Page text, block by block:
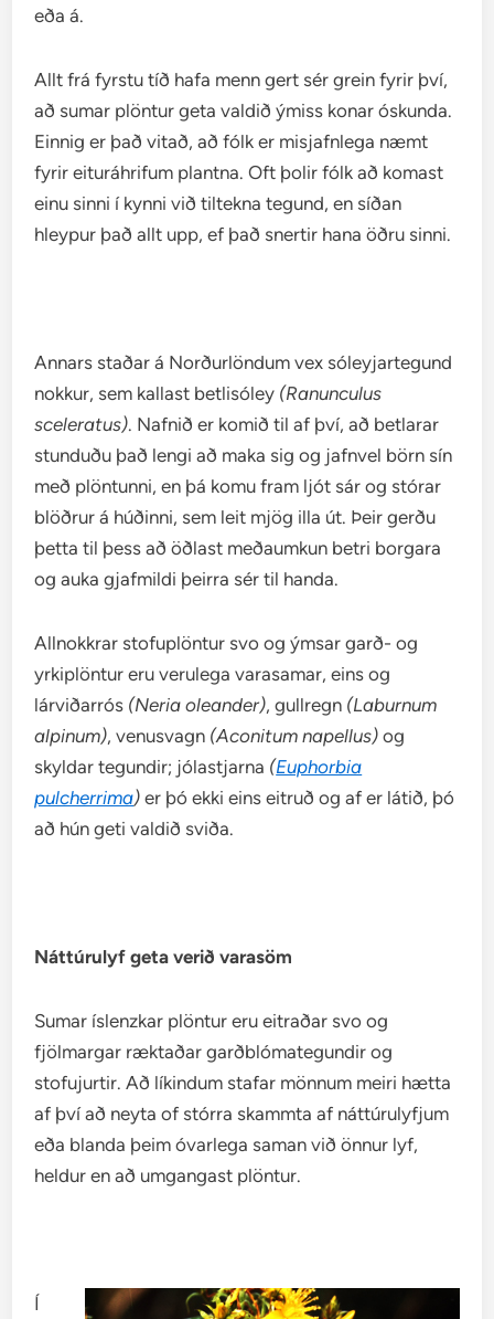
eða á.
Allt frá fyrstu tíð hafa menn gert sér grein fyrir því,
að sumar plöntur geta valdið ýmiss konar óskunda.
Einnig er það vitað, að fólk er misjafnlega næmt
fyrir eituráhrifum plantna. Oft þolir fólk að komast
einu sinni í kynni við tiltekna tegund, en síðan
hleypur það allt upp, ef það snertir hana öðru sinni.
Annars staðar á Norðurlöndum vex sóleyjartegund
nokkur, sem kallast betlisóley (Ranunculus
sceleratus). Nafnið er komið til af því, að betlarar
stunduðu það lengi að maka sig og jafnvel börn sín
með plöntunni, en þá komu fram ljót sár og stórar
blöðrur á húðinni, sem leit mjög illa út. Þeir gerðu
þetta til þess að öðlast meðaumkun betri borgara
og auka gjafmildi þeirra sér til handa.
Allnokkrar stofuplöntur svo og ýmsar garð- og
yrkiplöntur eru verulega varasamar, eins og
lárviðarrós (Neria oleander), gullregn (Laburnum
alpinum), venusvagn (Aconitum napellus) og
skyldar tegundir; jólastjarna (Euphorbia
pulcherrima)er þó ekki eins eitruð og af er látið, þó
að hún geti valdið sviða.
Náttúrulyf geta verið varasöm
Sumar íslenzkar plöntur eru eitraðar svo og
fjölmargar ræktaðar garðblómategundir og
stofujurtir. Að líkindum stafar mönnum meiri hætta
af því að neyta of stórra skammta af náttúrulyfjum
eða blanda þeim óvarlega saman við önnur lyf,
heldur en að umgangast plöntur.
Í